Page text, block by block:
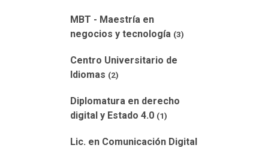
MBT - Maestría en
negocios y tecnología (3)
Centro Universitario de
Idiomas (2)
Diplomatura en derecho
digital y Estado 4.0 (1)
Lic. en Comunicación Digital